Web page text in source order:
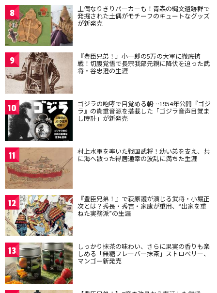
8 土偶なりきりパーカーも！青森の縄文遺跡群で
発掘された土偶がモチーフのキュートなグッズ
が新発売
9 『豊臣兄弟！』小一郎の5万の大軍に徹底抗
戦！切腹覚悟で長宗我部元親に降伏を迫った武
将・谷忠澄の生涯
10 ゴジラの咆哮で目覚める朝…1954年公開『ゴジ
ラ』の貴重音源を搭載した「ゴジラ音声目覚ま
し時計」が新発売
11 村上水軍を率いた戦国武将！幼い弟を支え、共
に海へ散った得居通幸の波乱に満ちた生涯
12 『豊臣兄弟！』で萩原護が演じる武将・小堀正
次とは？秀長・秀吉・家康が重用、“出家を重
ねた実務派”の生涯
13 しっかり抹茶の味わい、さらに果実の香りも楽
しめる「無糖フレーバー抹茶」ストロベリー、
マンゴー新発売